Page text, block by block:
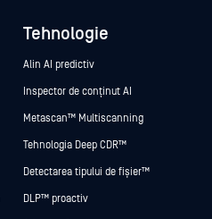
Tehnologie
Alin AI predictiv
Inspector de conținut AI
Metascan™ Multiscanning
Tehnologia Deep CDR™
Detectarea tipului de fișier™
DLP™ proactiv